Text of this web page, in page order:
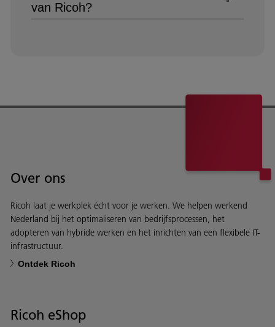
van Ricoh?
Over ons
Ricoh laat je werkplek écht voor je werken. We helpen werkend
Nederland bij het optimaliseren van bedrijfsprocessen, het
adopteren van hybride werken en het inrichten van een flexibele IT-
infrastructuur.
Ontdek Ricoh
Ricoh eShop